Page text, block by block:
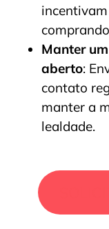
Manter
aberto:
contato
manter a
lealdade.